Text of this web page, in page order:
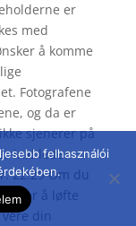
er
med
å komme
Fotografene
og da er
sjenerer på
inkl leder
22:29 Om du
å løfte
din
felhasználói